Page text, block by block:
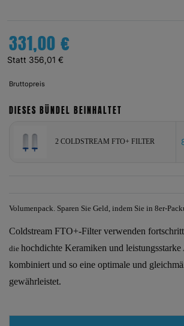
331,00 €
Statt 356,01 €
Bruttopreis
DIESES BÜNDEL BEINHALTET
2 COLDSTREAM FTO+ FILTER
Volumenpack. Sparen Sie Geld, indem Sie in 8er-
Coldstream FTO+-Filter verwenden
die hochdichte Keramiken und
kombiniertund so eine optimale und
gewährleistet.